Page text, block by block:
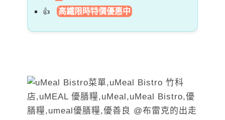
高鐵限時特價優惠中